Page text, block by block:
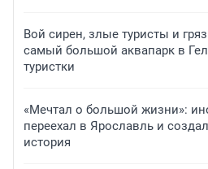
Вой сирен, злые туристы и
самый большой аквапарк в
туристки
«Мечтал о большой жизни»:
переехал в Ярославль и
история